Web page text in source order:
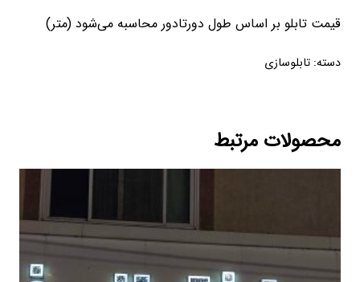
قیمت تابلو بر اساس طول دورتادور محاسبه می‌شود (متر)
دسته:تابلوسازی
محصولات مرتبط